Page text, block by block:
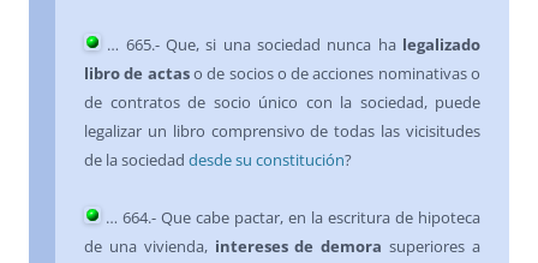
… 665.- Que, si una sociedad nunca ha legalizado
libro de actaso de socios o de acciones nominativas o
de contratos de socio único con la sociedad, puede
legalizar un libro comprensivo de todas las vicisitudes
de la sociedad desde su constitución?
… 664.- Que cabe pactar, en la escritura de hipoteca
de una vivienda, intereses de demora superiores a